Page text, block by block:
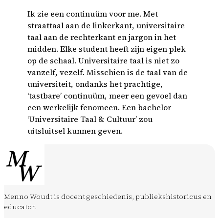
Ik zie een continuüm voor me. Met
straattaal aan de linkerkant, universitaire
taal aan de rechterkant en jargon in het
midden. Elke student heeft zijn eigen plek
op de schaal. Universitaire taal is niet zo
vanzelf, vezelf. Misschien is de taal van de
universiteit, ondanks het prachtige,
‘tastbare’ continuüm, meer een gevoel dan
een werkelijk fenomeen. Een bachelor
‘Universitaire Taal & Cultuur’ zou
uitsluitsel kunnen geven.
Menno Woudt is docent geschiedenis, publiekshistoricus en
educator.